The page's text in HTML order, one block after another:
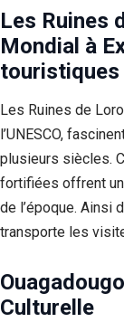
Les Ruines
Mondial à
touristiques
Les Ruines de
l’UNESCO,
plusieurs siècles.
fortifiées offrent un
de l’époque. Ainsi
transporte les
Culturelle